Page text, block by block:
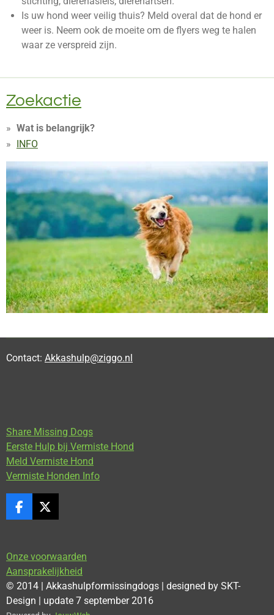
Is uw hond weer veilig thuis? Meld overal dat de hond er
weer is. Neem ook de moeite om de flyers weg te halen
waar ze verspreid zijn.
Zoekactie
Wat is belangrijk?
INFO
Contact: Akkashulp@ziggo.nl
Share Missing Dogs
Eerste Hulp bij Vermiste Hond
Meld Vermiste Hond
Vermiste Honden Info
F
a
b
o
o
k
X
Onze voorwaarden
Aansprakelijkheid
© 2014 | Akkashulpformissingdogs | designed by SKT-
Design | update 7 september 2016